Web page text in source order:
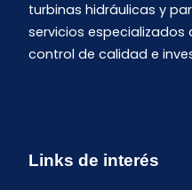
turbinas hidráulicas y
servicios
control de calidad e
Links de interés